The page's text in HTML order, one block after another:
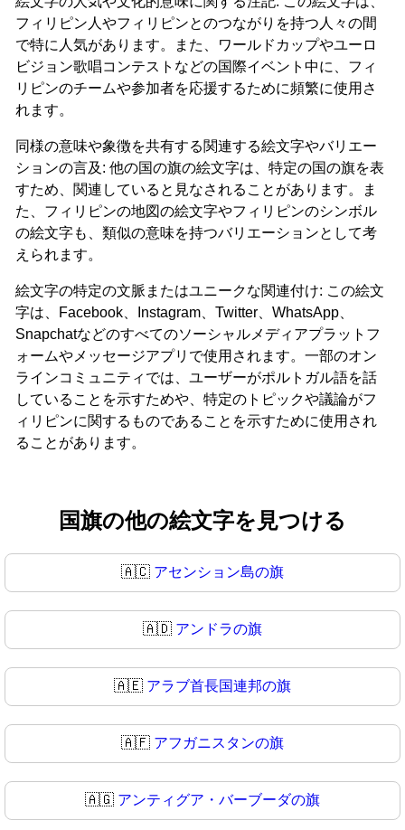
フィリピン人やフィリピンとのつながりを持つ人々の間
で特に人気があります。また、ワールドカップやユーロ
ビジョン歌唱コンテストなどの国際イベント中に、フィ
リピンのチームや参加者を応援するために頻繁に使用さ
れます。
同様の意味や象徴を共有する関連する絵文字やバリエー
ションの言及: 他の国の旗の絵文字は、特定の国の旗を表
すため、関連していると見なされることがあります。ま
た、フィリピンの地図の絵文字やフィリピンのシンボル
の絵文字も、類似の意味を持つバリエーションとして考
えられます。
絵文字の特定の文脈またはユニークな関連付け: この絵文
字は、Facebook、Instagram、Twitter、WhatsApp、
Snapchatなどのすべてのソーシャルメディアプラットフ
ォームやメッセージアプリで使用されます。一部のオン
ラインコミュニティでは、ユーザーがポルトガル語を話
していることを示すためや、特定のトピックや議論がフ
ィリピンに関するものであることを示すために使用され
ることがあります。
国旗の他の絵文字を見つける
🇦🇨 アセンション島の旗
🇦🇩 アンドラの旗
🇦🇪 アラブ首長国連邦の旗
🇦🇫 アフガニスタンの旗
🇦🇬 アンティグア・バーブーダの旗